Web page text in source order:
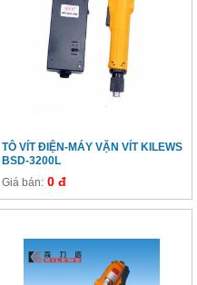
TÔ VÍT ĐIỆN-MÁY VẶN VÍT KILEWS
BSD-3200L
Giá bán:0 đ